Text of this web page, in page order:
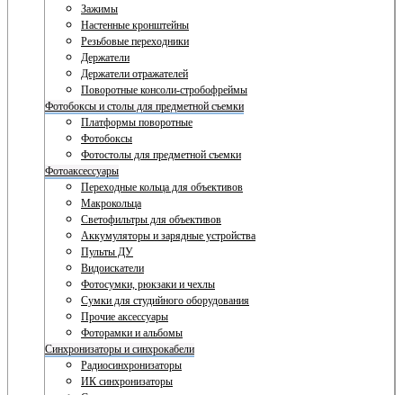
Зажимы
Настенные кронштейны
Резьбовые переходники
Держатели
Держатели отражателей
Поворотные консоли-стробофреймы
Фотобоксы и столы для предметной съемки
Платформы поворотные
Фотобоксы
Фотостолы для предметной съемки
Фотоаксессуары
Переходные кольца для объективов
Макрокольца
Светофильтры для объективов
Аккумуляторы и зарядные устройства
Пульты ДУ
Видоискатели
Фотосумки, рюкзаки и чехлы
Сумки для студийного оборудования
Прочие аксессуары
Фоторамки и альбомы
Синхронизаторы и синхрокабели
Радиосинхронизаторы
ИК синхронизаторы